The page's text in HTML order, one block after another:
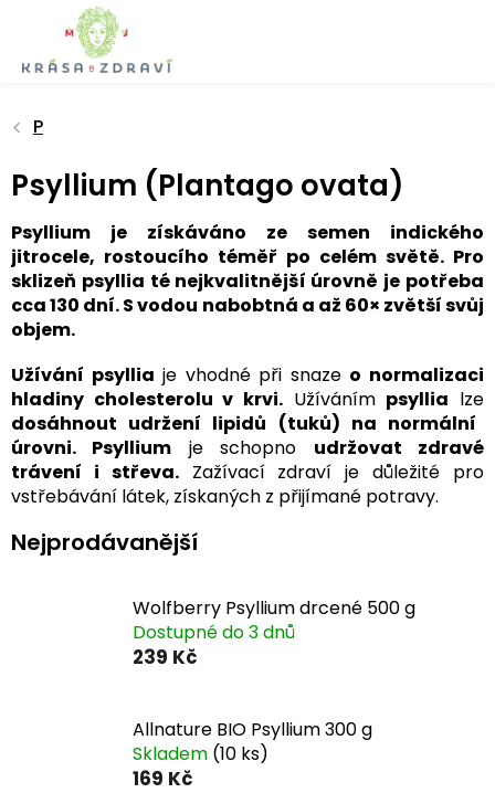
obsah
P
Psyllium (Plantago ovata)
Psyllium je získáváno ze semen indického
jitrocele, rostoucího téměř po celém světě. Pro
sklizeň psyllia té nejkvalitnější úrovně je potřeba
cca 130 dní. S vodou nabobtná a až 60× zvětší svůj
objem.
Užívání psyllia je vhodné při snaze o normalizaci
hladiny cholesterolu v krvi. Užíváním psyllia lze
dosáhnout udržení lipidů (tuků) na normální
úrovni. Psyllium je schopno udržovat zdravé
trávení i střeva.Zažívací zdraví je důležité pro
vstřebávání látek, získaných z přijímané potravy.
Nejprodávanější
Wolfberry Psyllium drcené 500 g
Dostupné do 3 dnů
239 Kč
Allnature BIO Psyllium 300 g
Skladem (10 ks)
169 Kč